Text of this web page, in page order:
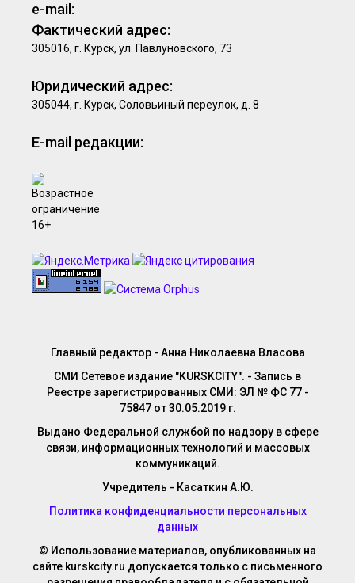
e-mail:
Фактический адрес:
305016, г. Курск, ул. Павлуновского, 73
Юридический адрес:
305044, г. Курск, Соловьиный переулок, д. 8
E-mail редакции:
Главный редактор - Анна Николаевна Власова
СМИ Сетевое издание "KURSKCITY". - Запись в
Реестре зарегистрированных СМИ: ЭЛ № ФС 77 -
75847 от 30.05.2019 г.
Выдано Федеральной службой по надзору в сфере
связи, информационных технологий и массовых
коммуникаций.
Учредитель - Касаткин А.Ю.
Политика конфиденциальности персональных
данных
© Использование материалов, опубликованных на
сайте kurskcity.ru допускается только с письменного